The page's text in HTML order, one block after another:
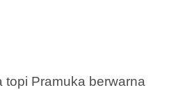
topi Pramuka berwarna